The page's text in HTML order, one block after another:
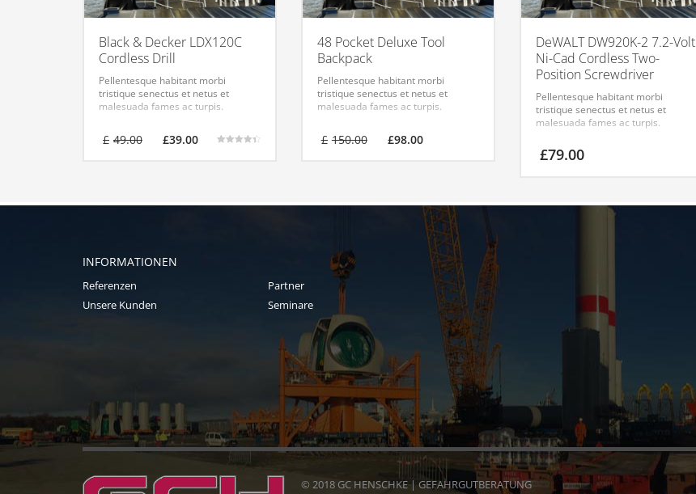
Black & Decker LDX120C
Cordless Drill
Pellentesque habitant morbi
tristique senectus et netus et
malesuada fames ac turpis.
£ 49.00 £39.00
48 Pocket Deluxe Tool
Backpack
Pellentesque habitant morbi
tristique senectus et netus et
malesuada fames ac turpis.
£ 150.00 £98.00
DeWALT DW920K-2 7.2-Volt
Ni-Cad Cordless Two-
Position Screwdriver
Pellentesque habitant morbi
tristique senectus et netus et
malesuada fames ac turpis.
£79.00
INFORMATIONEN
Referenzen
Partner
Unsere Kunden
Seminare
© 2018 GC HENSCHKE | GEFAHRGUTBERATUNG